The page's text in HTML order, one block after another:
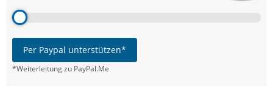
Per Paypal unterstützen*
*Weiterleitung zu PayPal.Me